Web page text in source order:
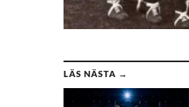
LÄS NÄSTA →